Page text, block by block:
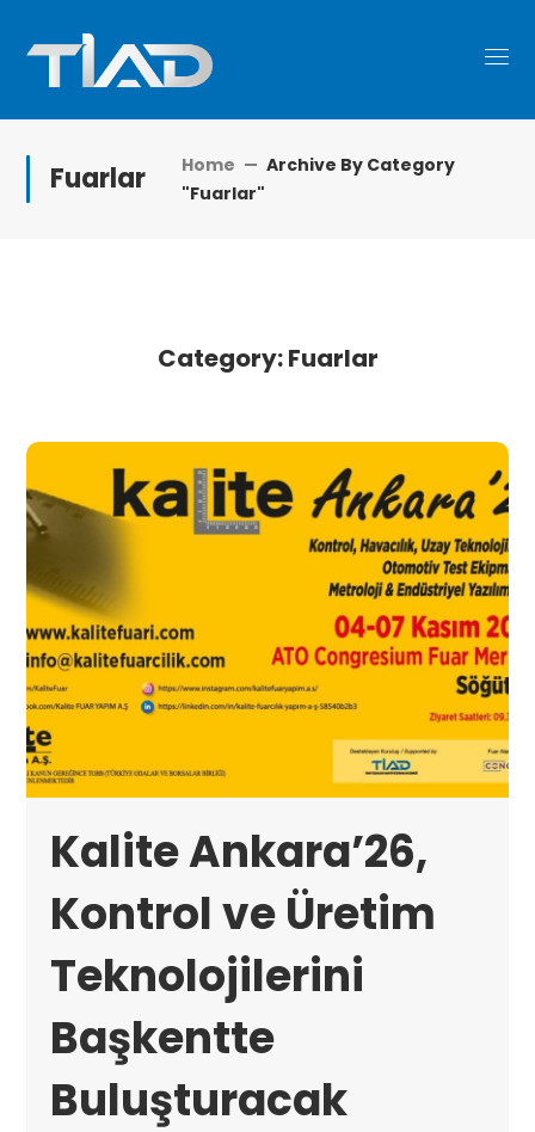
Fuarlar Home
Archive By Category
"Fuarlar"
Category: Fuarlar
Kalite Ankara’26,
Kontrol ve Üretim
Teknolojilerini
Başkentte
Buluşturacak